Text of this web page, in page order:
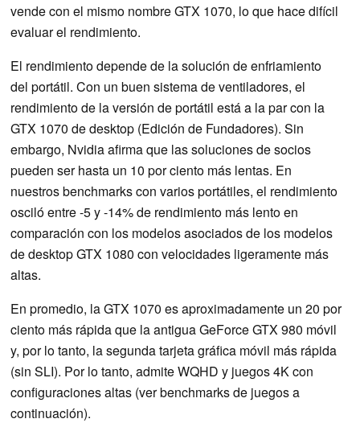
vende con el mismo nombre GTX 1070, lo que hace difícil
evaluar el rendimiento.
El rendimiento depende de la solución de enfriamiento
del portátil. Con un buen sistema de ventiladores, el
rendimiento de la versión de portátil está a la par con la
GTX 1070 de desktop (Edición de Fundadores). Sin
embargo, Nvidia afirma que las soluciones de socios
pueden ser hasta un 10 por ciento más lentas. En
nuestros benchmarks con varios portátiles, el rendimiento
osciló entre -5 y -14% de rendimiento más lento en
comparación con los modelos asociados de los modelos
de desktop GTX 1080 con velocidades ligeramente más
altas.
En promedio, la GTX 1070 es aproximadamente un 20 por
ciento más rápida que la antigua GeForce GTX 980 móvil
y, por lo tanto, la segunda tarjeta gráfica móvil más rápida
(sin SLI). Por lo tanto, admite WQHD y juegos 4K con
configuraciones altas (ver benchmarks de juegos a
continuación).